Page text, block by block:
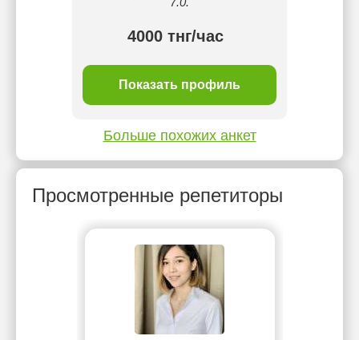
4000 тнг/час
Показать профиль
Больше похожих анкет
Просмотренные репетиторы